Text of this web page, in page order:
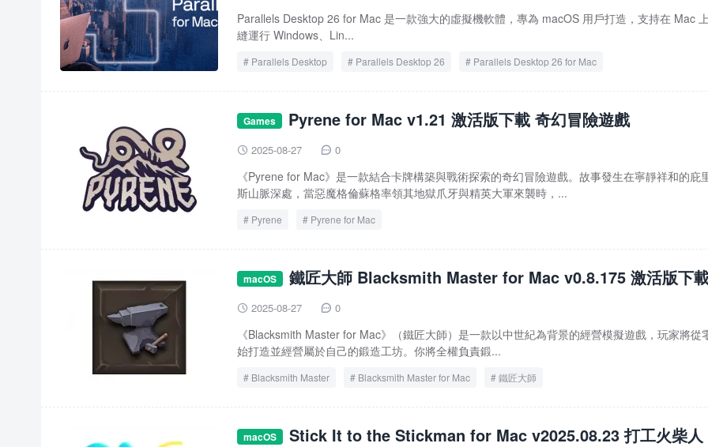
Parallels Desktop 26 for Mac 是一款強大的虛擬機軟體，專為 macOS 用戶打造，支持在 Mac
縫運行 Windows、Lin...
Parallels Desktop Parallels Desktop 26
Parallels Desktop 26 for Mac
Games Pyrene for Mac v1.21 激活版下載 奇幻冒險遊戲
 2025-08-27  0
《Pyrene for Mac》是一款結合卡牌構築與戰術探索的奇幻冒險遊戲。故事發生在寧靜祥和的庇
斯山脈深處，當惡魔格倫蘇格率領其地獄爪牙與精英大軍來襲時，...
Pyrene Pyrene for Mac
macOS 鐵匠大師 Blacksmith Master for Mac v0.8.175 激活版下
 2025-08-27  0
《Blacksmith Master for Mac》（鐵匠大師）是一款以中世紀為背景的經營模擬遊戲，玩家將從
始打造並經營屬於自己的鍛造工坊。你將全權負責鍛...
Blacksmith Master Blacksmith Master for Mac 鐵匠大師
macOS Stick It to the Stickman for Mac v2025.08.23 打工火柴人